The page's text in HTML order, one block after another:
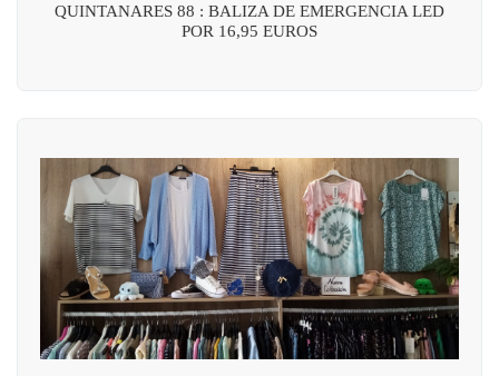
QUINTANARES 88 : BALIZA DE EMERGENCIA LED
POR 16,95 EUROS